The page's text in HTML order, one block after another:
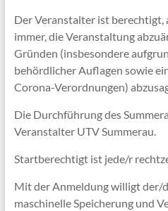
Der Veranstalter ist berechtigt,
immer, die Veranstaltung
Gründen (insbesondere
behördlicher Auflagen sowie
Corona-Verordnungen)
Die Durchführung des
Veranstalter UTV Summerau.
Startberechtigt ist jede/r
Mit der Anmeldung willigt der/
maschinelle Speicherung und